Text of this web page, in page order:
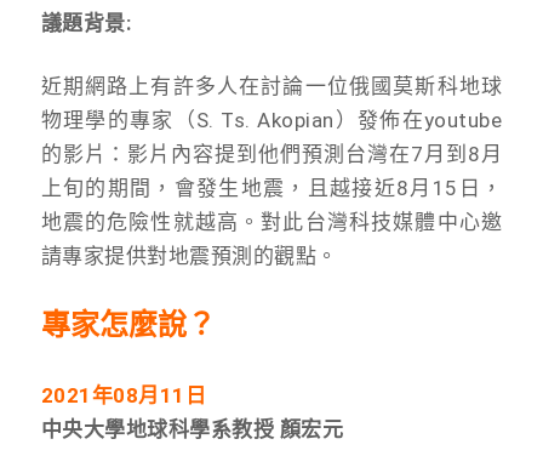
議題背景:
近期網路上有許多人在討論一位俄國莫斯科地球
物理學的專家（S. Ts. Akopian）發佈在youtube
的影片：影片內容提到他們預測台灣在7月到8月
上旬的期間，會發生地震，且越接近8月15日，
地震的危險性就越高。對此台灣科技媒體中心邀
請專家提供對地震預測的觀點。
專家怎麼說？
2021 年08月11日
中央大學地球科學系教授 顏宏元